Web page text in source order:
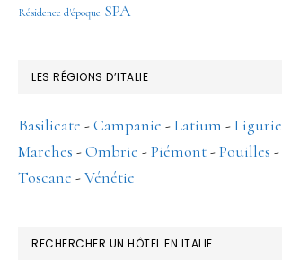
Résidence d'époque SPA
LES RÉGIONS D’ITALIE
Basilicate -Campanie -Latium -Ligurie
Marches -Ombrie -Piémont-Pouilles -
Toscane -Vénétie
RECHERCHER UN HÔTEL EN ITALIE